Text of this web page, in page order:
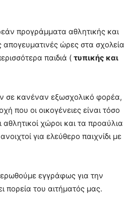
προγράμματα αθλητικής και
απογευματινές ώρες στα σχολεία
παιδιά ( τυπικής και
σε κανέναν εξωσχολικό φορέα,
που οι οικογένειες είναι τόσο
χώροι και τα προαύλια
για ελεύθερο παιχνίδι με
εγγράφως για την
πορεία του αιτήματός μας.